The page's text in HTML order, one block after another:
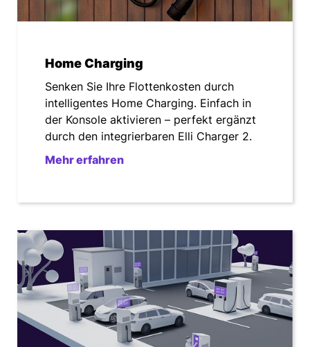
0,49 €¹ pro Monat
Öffentliche DC-Ladepunkte (außer IONITY)
0,59 €¹pro Monat
Schnellladen mit IONITY
0,59 €¹pro Monat
Nutzung der Elli Fleet Charging Konsole
0,00 €¹per kWh
Ladekarte
Home Charging
Senken Sie Ihre Flottenkosten durch
intelligentes Home Charging. Einfach in
der Konsole aktivieren – perfekt ergänzt
durch den integrierbaren Elli Charger 2.
Mehr erfahren